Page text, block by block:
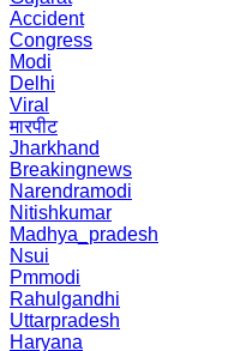
Accident
Congress
Modi
Delhi
Viral
मारपीट
Jharkhand
Breakingnews
Narendramodi
Nitishkumar
Madhya_pradesh
Nsui
Pmmodi
Rahulgandhi
Uttarpradesh
Haryana